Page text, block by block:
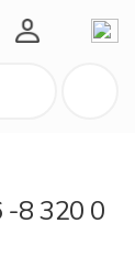
Minha Conta
-8 320 0